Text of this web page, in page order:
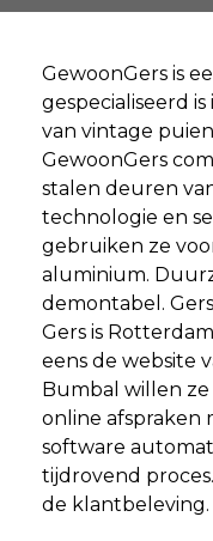
GewoonGers is
gespecialiseerd
van vintage
GewoonGers
stalen deuren
technologie en
gebruiken ze
aluminium.
demontabel.
Gers is
eens de website
Bumbal willen ze
online afspraken
software
tijdrovend
de klantbeleving.